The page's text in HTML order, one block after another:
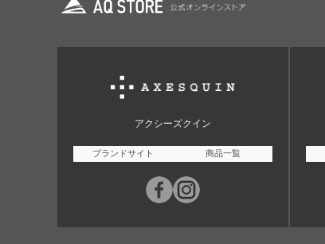
アクシーズクイン
ブランドサイト 商品一覧